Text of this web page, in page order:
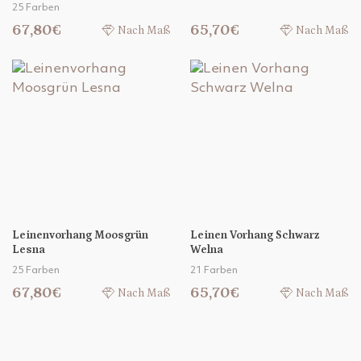
25 Farben
67,80€ Nach Maß 65,70€ Nach Maß
Leinenvorhang Moosgrün
Lesna
25 Farben
67,80€ Nach Maß
Leinen Vorhang Schwarz
Welna
21 Farben
65,70€ Nach Maß